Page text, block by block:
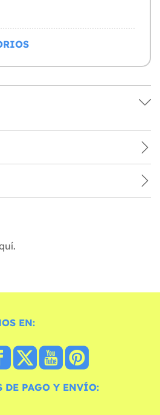
EN:
DE PAGO Y ENVÍO: